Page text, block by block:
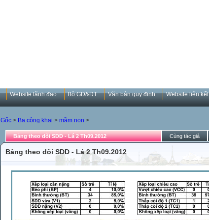
Website lãnh đạo Bộ GD&ĐT Văn bản quy định
Website liên kết
Gốc > Ba công khai > mầm non >
Bảng theo dõi SDD - Lá 2 Th09.2012 Cùng tác giả
Bảng theo dõi SDD - Lá 2 Th09.2012